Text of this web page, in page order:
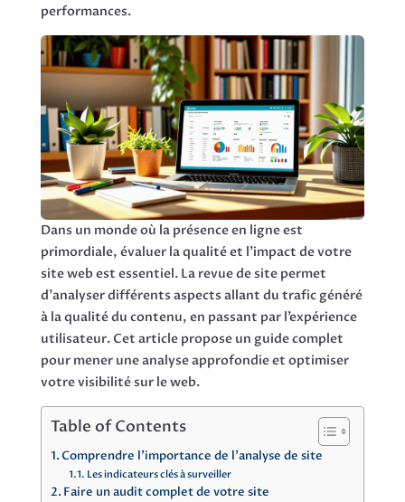
performances.
Dans un monde où la présence en ligne est
primordiale, évaluer la qualité et l’impact de votre
site web est essentiel. La revue de site permet
d’analyser différents aspects allant du trafic généré
à la qualité du contenu, en passant par l’expérience
utilisateur. Cet article propose un guide complet
pour mener une analyse approfondie et optimiser
votre visibilité sur le web.
Table of Contents
Comprendre l’importance de l’analyse de site
Les indicateurs clés à surveiller
Faire un audit complet de votre site